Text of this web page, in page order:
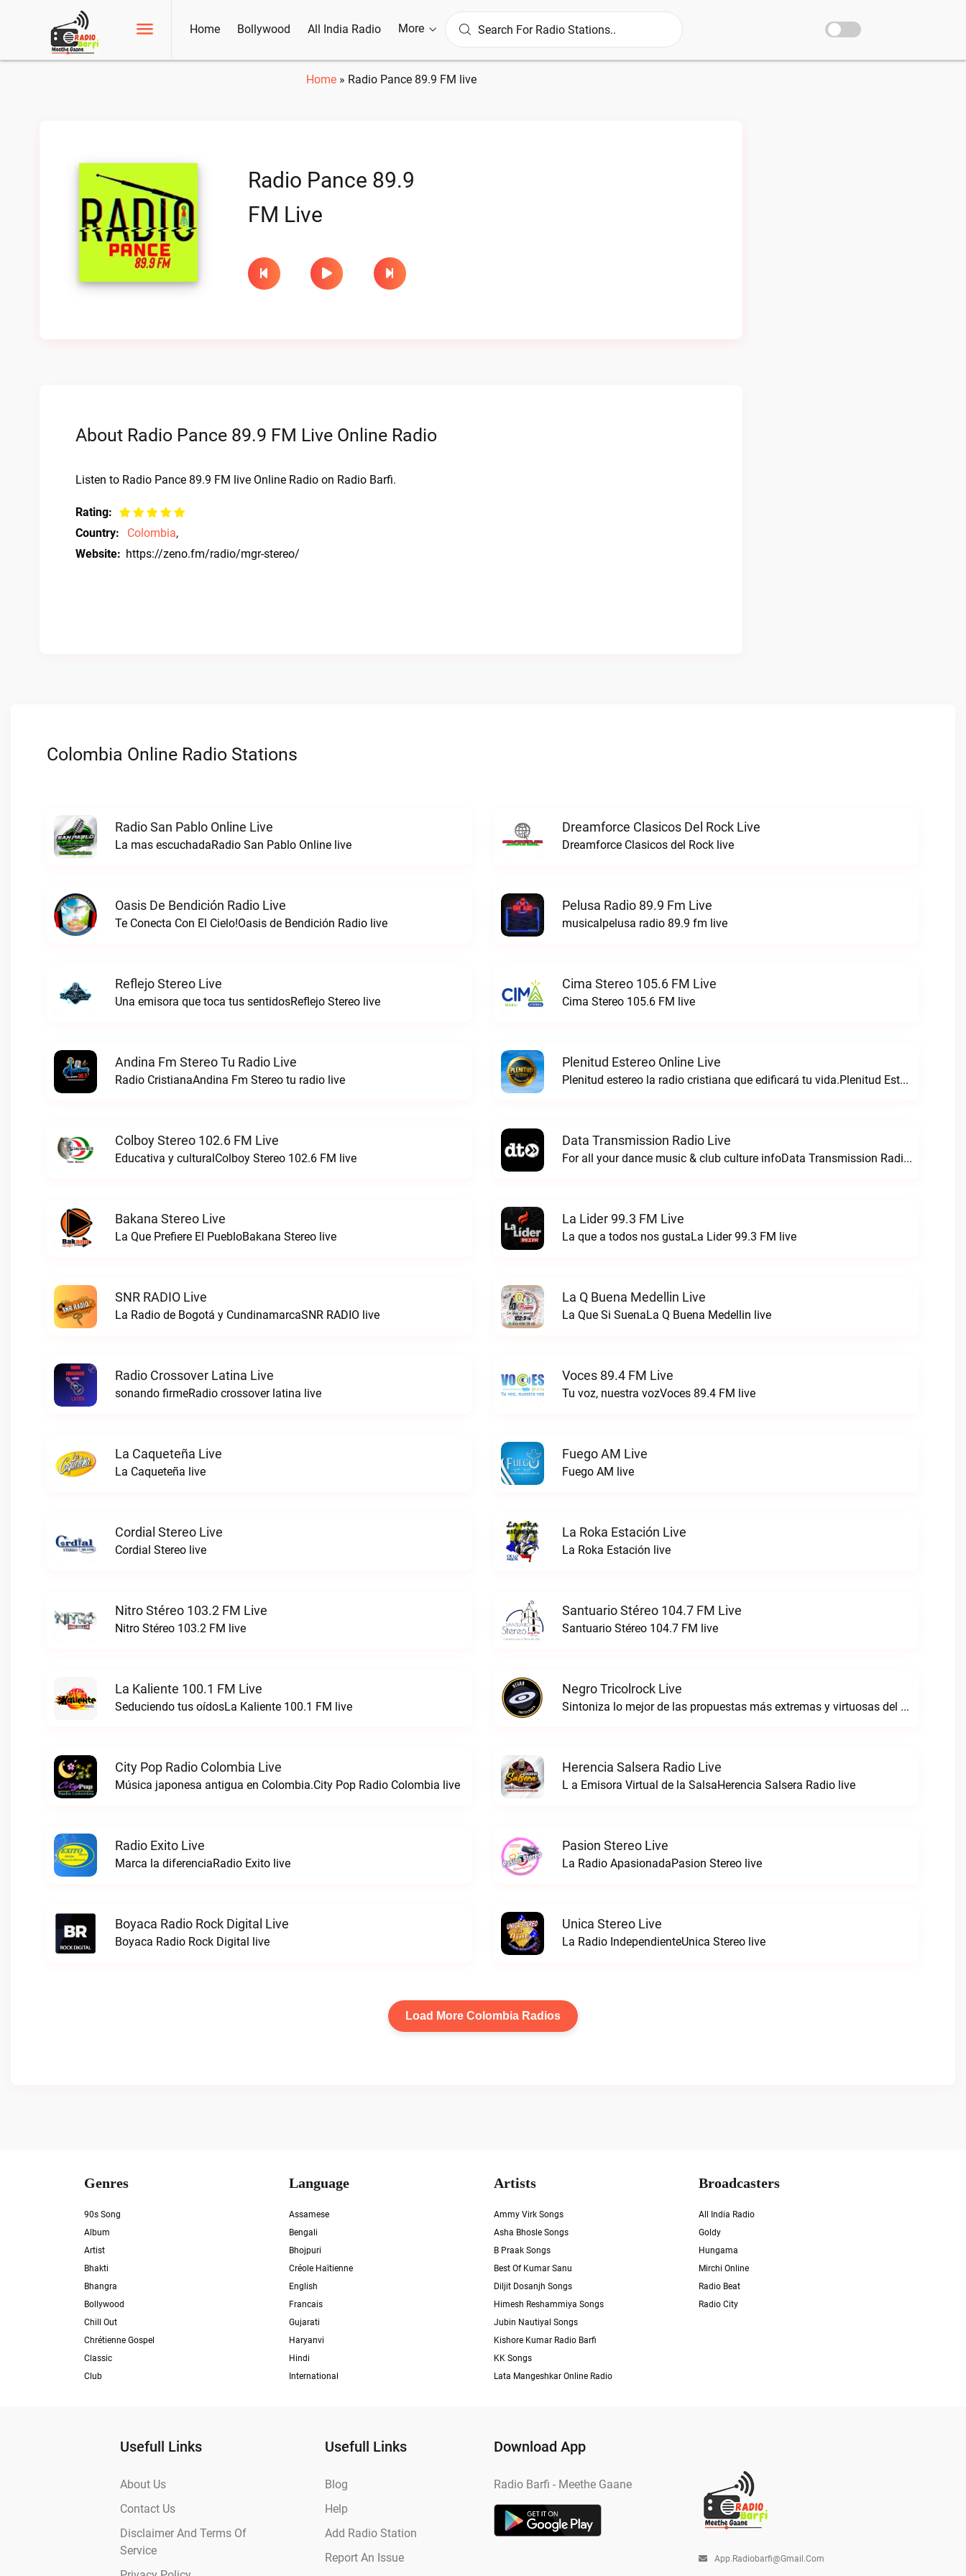
Home Bollywood All India Radio More
Home» Radio Pance 89.9 FM live
Radio Pance 89.9
FM Live
About Radio Pance 89.9 FM Live Online Radio
Listen to Radio Pance 89.9 FM live Online Radio on Radio Barfi.
Rating:
Country:
Colombia,
Website: https://zeno.fm/radio/mgr-stereo/
Colombia Online Radio Stations
Radio San Pablo Online Live
La mas escuchadaRadio San Pablo Online live
Dreamforce Clasicos Del Rock Live
Dreamforce Clasicos del Rock live
Oasis De Bendición Radio Live
Te Conecta Con El Cielo!Oasis de Bendición Radio live
Pelusa Radio 89.9 Fm Live
musicalpelusa radio 89.9 fm live
Reflejo Stereo Live
Una emisora que toca tus sentidosReflejo Stereo live
Cima Stereo 105.6 FM Live
Cima Stereo 105.6 FM live
Andina Fm Stereo Tu Radio Live
Radio CristianaAndina Fm Stereo tu radio live
Plenitud Estereo Online Live
Plenitud estereo la radio cristiana que edificará tu vida.Plenitud Estereo Online live
Colboy Stereo 102.6 FM Live
Educativa y culturalColboy Stereo 102.6 FM live
Data Transmission Radio Live
For all your dance music & club culture infoData Transmission Radio live
Bakana Stereo Live
La Que Prefiere El PuebloBakana Stereo live
La Lider 99.3 FM Live
La que a todos nos gustaLa Lider 99.3 FM live
SNR RADIO Live
La Radio de Bogotá y CundinamarcaSNR RADIO live
La Q Buena Medellin Live
La Que Si SuenaLa Q Buena Medellin live
Radio Crossover Latina Live
sonando firmeRadio crossover latina live
Voces 89.4 FM Live
Tu voz, nuestra vozVoces 89.4 FM live
La Caqueteña Live
La Caqueteña live
Fuego AM Live
Fuego AM live
Cordial Stereo Live
Cordial Stereo live
La Roka Estación Live
La Roka Estación live
Nitro Stéreo 103.2 FM Live
Nitro Stéreo 103.2 FM live
Santuario Stéreo 104.7 FM Live
Santuario Stéreo 104.7 FM live
La Kaliente 100.1 FM Live
Seduciendo tus oídosLa Kaliente 100.1 FM live
Negro Tricolrock Live
Sintoniza lo mejor de las propuestas más extremas y virtuosas del metal colombianoNegro Tricolrock live
City Pop Radio Colombia Live
Música japonesa antigua en Colombia.City Pop Radio Colombia live
Herencia Salsera Radio Live
L a Emisora Virtual de la SalsaHerencia Salsera Radio live
Radio Exito Live
Marca la diferenciaRadio Exito live
Pasion Stereo Live
La Radio ApasionadaPasion Stereo live
Boyaca Radio Rock Digital Live
Boyaca Radio Rock Digital live
Unica Stereo Live
La Radio IndependienteUnica Stereo live
Load More Colombia Radios
Genres
90s Song
Album
Artist
Bhakti
Bhangra
Bollywood
Chill Out
Chrétienne Gospel
Classic
Club
Language
Assamese
Bengali
Bhojpuri
Créole Haïtienne
English
Francais
Gujarati
Haryanvi
Hindi
International
Artists
Ammy Virk Songs
Asha Bhosle Songs
B Praak Songs
Best Of Kumar Sanu
Diljit Dosanjh Songs
Himesh Reshammiya Songs
Jubin Nautiyal Songs
Kishore Kumar Radio Barfi
KK Songs
Lata Mangeshkar Online Radio
Broadcasters
All India Radio
Goldy
Hungama
Mirchi Online
Radio Beat
Radio City
Usefull Links
About Us
Contact Us
Disclaimer And Terms Of
Service
Usefull Links
Blog
Help
Add Radio Station
Report An Issue
Download App
Radio Barfi - Meethe Gaane
App.radiobarfi@gmail.com